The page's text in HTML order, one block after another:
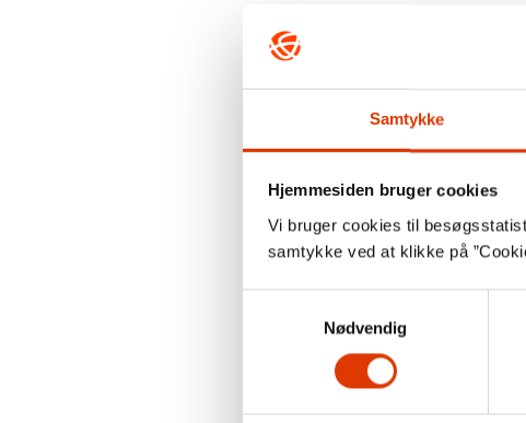
Samtykke
Hjemmesiden bruger cookies
Vi bruger cookies til
samtykke ved at klikke på
Nødvendig